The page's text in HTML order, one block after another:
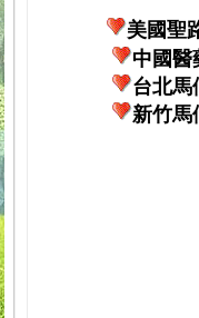
美國聖
中國醫
台北馬
新竹馬